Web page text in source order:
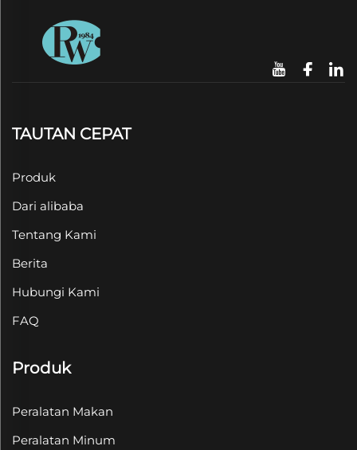
TAUTAN CEPAT
Produk
Dari alibaba
Tentang Kami
Berita
Hubungi Kami
FAQ
Produk
Peralatan Makan
Peralatan Minum